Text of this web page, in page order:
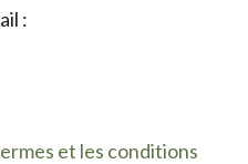
:
et les conditions